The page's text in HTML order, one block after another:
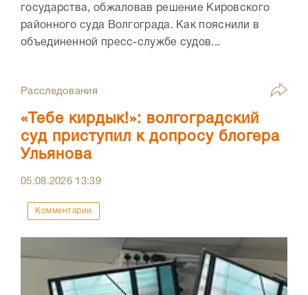
государства, обжаловав решение Кировского
районного суда Волгограда. Как пояснили в
объединенной пресс-службе судов...
Расследования
«Тебе кирдык!»: волгоградский
суд приступил к допросу блогера
Ульянова
05.08.2026 13:39
Комментарии